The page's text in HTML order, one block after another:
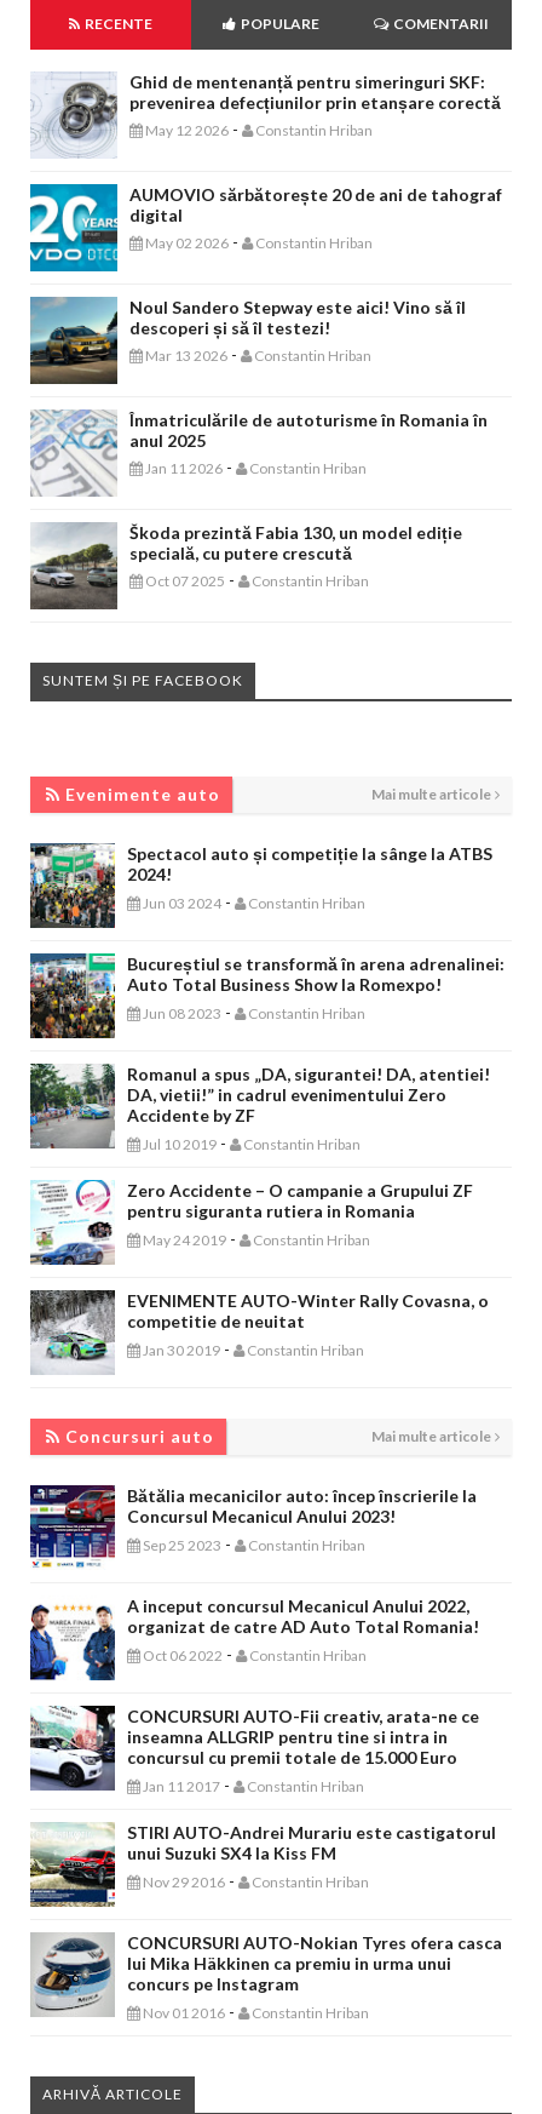
RECENTE POPULARE COMENTARII
Ghid de mentenanță pentru simeringuri SKF:
prevenirea defecțiunilor prin etanșare corectă
May 12 2026 - Constantin Hriban
AUMOVIO sărbătorește 20 de ani de tahograf
digital
May 02 2026 - Constantin Hriban
Noul Sandero Stepway este aici! Vino să îl
descoperi și să îl testezi!
Mar 13 2026 - Constantin Hriban
Înmatriculările de autoturisme în Romania în
anul 2025
Jan 11 2026 - Constantin Hriban
Škoda prezintă Fabia 130, un model ediție
specială, cu putere crescută
Oct 07 2025 - Constantin Hriban
SUNTEM ȘI PE FACEBOOK
Evenimente auto Mai multe articole
Spectacol auto și competiție la sânge la ATBS
2024!
Jun 03 2024 - Constantin Hriban
Bucureștiul se transformă în arena adrenalinei:
Auto Total Business Show la Romexpo!
Jun 08 2023 - Constantin Hriban
Romanul a spus „DA, sigurantei! DA, atentiei!
DA, vietii!” in cadrul evenimentului Zero
Accidente by ZF
Jul 10 2019 - Constantin Hriban
Zero Accidente – O campanie a Grupului ZF
pentru siguranta rutiera in Romania
May 24 2019 - Constantin Hriban
EVENIMENTE AUTO-Winter Rally Covasna, o
competitie de neuitat
Jan 30 2019 - Constantin Hriban
Concursuri auto Mai multe articole
Bătălia mecanicilor auto: încep înscrierile la
Concursul Mecanicul Anului 2023!
Sep 25 2023 - Constantin Hriban
A inceput concursul Mecanicul Anului 2022,
organizat de catre AD Auto Total Romania!
Oct 06 2022 - Constantin Hriban
CONCURSURI AUTO-Fii creativ, arata-ne ce
inseamna ALLGRIP pentru tine si intra in
concursul cu premii totale de 15.000 Euro
Jan 11 2017 - Constantin Hriban
STIRI AUTO-Andrei Murariu este castigatorul
unui Suzuki SX4 la Kiss FM
Nov 29 2016 - Constantin Hriban
CONCURSURI AUTO-Nokian Tyres ofera casca
lui Mika Häkkinen ca premiu in urma unui
concurs pe Instagram
Nov 01 2016 - Constantin Hriban
ARHIVĂ ARTICOLE